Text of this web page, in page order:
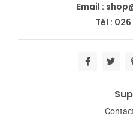
Email :
Tél :